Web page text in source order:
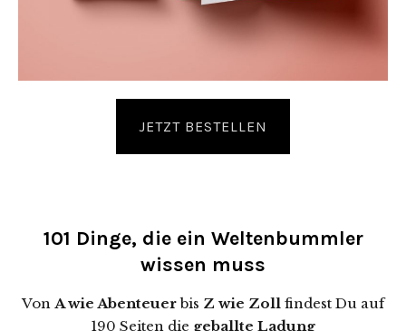
JETZT BESTELLEN
101 Dinge, die ein Weltenbummler
wissen muss
Von A wie Abenteuerbis Z wie Zoll findest Du auf
190 Seiten die geballte Ladung